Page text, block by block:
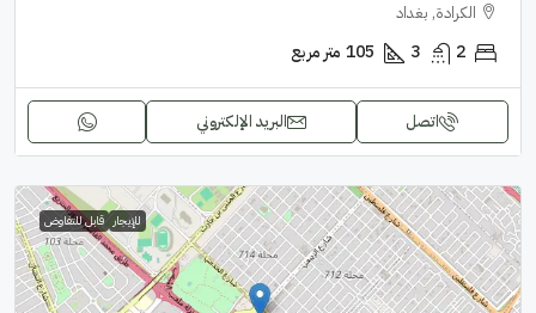
الكرادة, بغداد
2
3
105 متر مربع
اتصل البريد الإلكتروني
للإيجار قابل للتفاوض